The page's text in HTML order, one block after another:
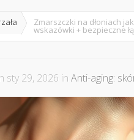
Zmarszczki na dłoniach
wskazówki + bezpieczne
sty 29, 2026 in Anti-aging: